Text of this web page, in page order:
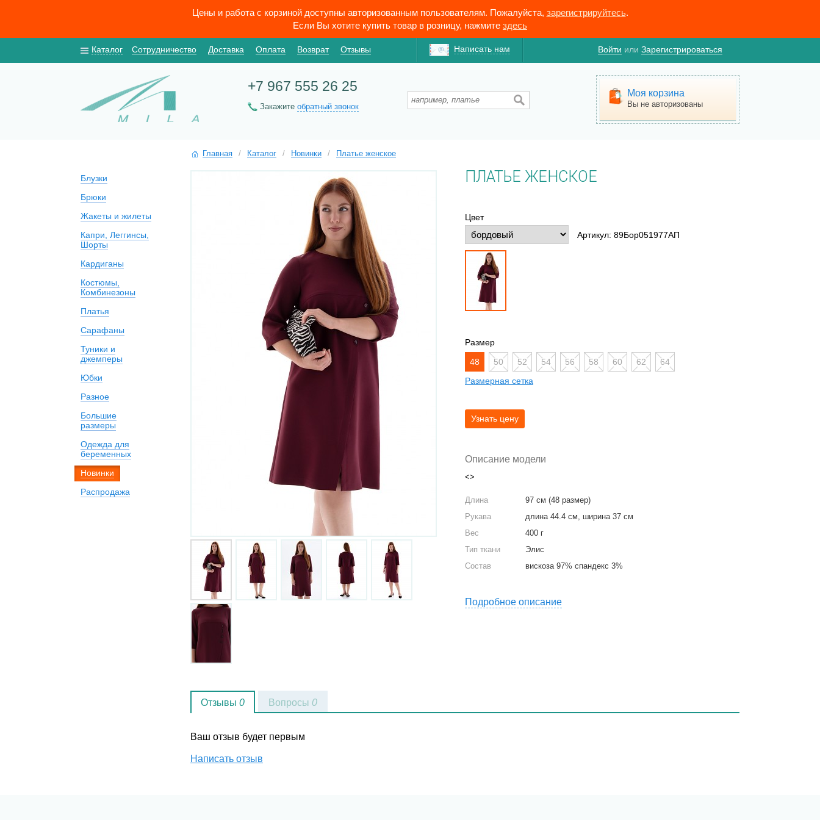
Цены и работа с корзиной доступны авторизованным пользователям. Пожалуйста, зарегистрируйтесь.
Если Вы хотите купить товар в розницу, нажмите здесь
Каталог Сотрудничество Доставка Оплата Возврат Отзывы Написать нам Войти или Зарегистрироваться
+7 967 555 26 25
Закажите обратный звонок
Моя корзина
Вы не авторизованы
Блузки
Брюки
Жакеты и жилеты
Капри, Леггинсы,
Шорты
Кардиганы
Костюмы,
Комбинезоны
Платья
Сарафаны
Туники и
джемперы
Юбки
Разное
Большие
размеры
Одежда для
беременных
Новинки
Распродажа
Главная / Каталог / Новинки / Платье женское
ПЛАТЬЕ ЖЕНСКОЕ
Цвет
Артикул: 89Бор051977АП
Размер
48
50 52 54 56 58 60 62
64
Размерная сетка
Описание модели
<>
Длина
97 см (48 размер)
Рукава
длина 44.4 см, ширина 37 см
Вес
400 г
Тип ткани
Элис
Состав
вискоза 97% спандекс 3%
Подробное описание
Отзывы 0
Ваш отзыв будет первым
Написать отзыв
Вопросы 0